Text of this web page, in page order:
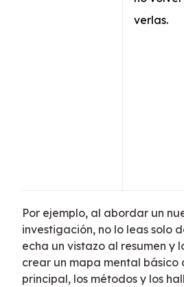
verlas.
Por ejemplo, al abordar un
investigación, no lo leas solo
echa un vistazo al resumen y
crear un mapa mental básico
principal, los métodos y los